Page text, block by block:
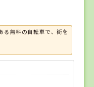
る無料の自転車で、街を